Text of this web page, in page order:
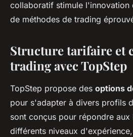
collaboratif stimule
de méthodes de trading
Structure tarifaire et
trading avec TopStep
TopStep propose des options
pour s'adapter à divers profils
sont conçus pour répondre aux
différents niveaux